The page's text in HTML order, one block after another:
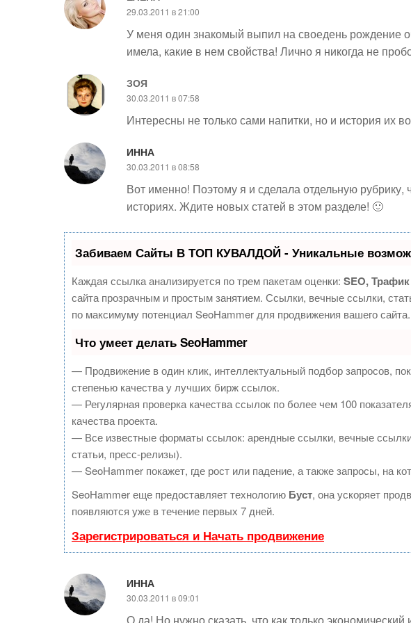
29.03.2011 в 21:00
У меня один знакомый выпил на своедень рождение
имела, какие в нем свойства! Лично я никогда не
ЗОЯ
30.03.2011 в 07:58
Интересны не только сами напитки, но и история их
ИННА
30.03.2011 в 08:58
Вот именно! Поэтому я и сделала отдельную рубрику,
историях. Ждите новых статей в этом разделе! 🙂
Забиваем Сайты В ТОП КУВАЛДОЙ - Уникальные
Каждая ссылка анализируется по трем пакетам оценки: SEO,
сайта прозрачным и простым занятием. Ссылки, вечные ссылки,
по максимуму потенциал SeoHammer для продвижения вашего сайта.
Что умеет делать SeoHammer
— Продвижение в один клик, интеллектуальный подбор запросов,
степенью качества у лучших бирж ссылок.
— Регулярная проверка качества ссылок по более чем 100
качества проекта.
— Все известные форматы ссылок: арендные ссылки, вечные
статьи, пресс-релизы).
— SeoHammer покажет, где рост или падение, а также запросы, на
SeoHammer еще предоставляет технологию Буст, она ускоряет
появляются уже в течение первых 7 дней.
Зарегистрироваться и Начать продвижение
ИННА
30.03.2011 в 09:01